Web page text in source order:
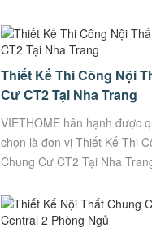
Thiết Kế Thi Công Nội
Cư CT2 Tại Nha Trang
VIETHOME hân hạnh được
chọn là đơn vị Thiết Kế Thi
Chung Cư CT2 Tại Nha
tin...